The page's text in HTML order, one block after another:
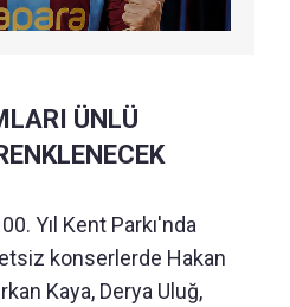
ÜNLÜ
Yıl Kent Parkı'nda
konserlerde Hakan
Kaya, Derya Uluğ,